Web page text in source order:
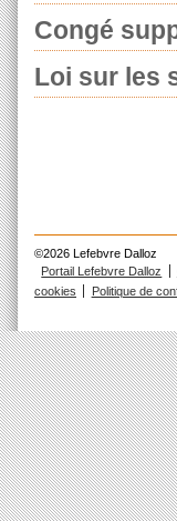
Congé
Loi sur les
©2026 Lefebvre Dalloz
Portail Lefebvre Dalloz
cookies
Politique de